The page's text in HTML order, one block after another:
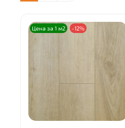
Цена за 1 м2 -12%